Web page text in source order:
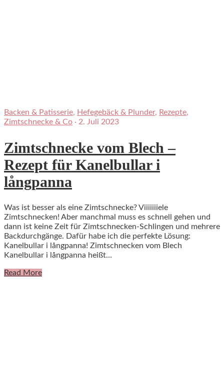
Backen & Patisserie, Hefegebäck & Plunder, Rezepte,
Zimtschnecke & Co · 2. Juli 2023
Zimtschnecke vom Blech –
Rezept für Kanelbullar i
långpanna
Was ist besser als eine Zimtschnecke? Viiiiiiiele
Zimtschnecken! Aber manchmal muss es schnell gehen und
dann ist keine Zeit für Zimtschnecken-Schlingen und mehrere
Backdurchgänge. Dafür habe ich die perfekte Lösung:
Kanelbullar i långpanna! Zimtschnecken vom Blech
Kanelbullar i långpanna heißt…
Read More